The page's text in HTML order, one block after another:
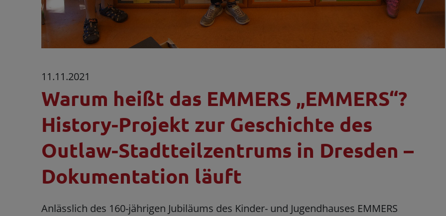
11.11.2021
Warum heißt das EMMERS „EMMERS“?
History-Projekt zur Geschichte des
Outlaw-Stadtteilzentrums in Dresden –
Dokumentation läuft
Anlässlich des 160-jährigen Jubiläums des Kinder- und Jugendhauses EMMERS